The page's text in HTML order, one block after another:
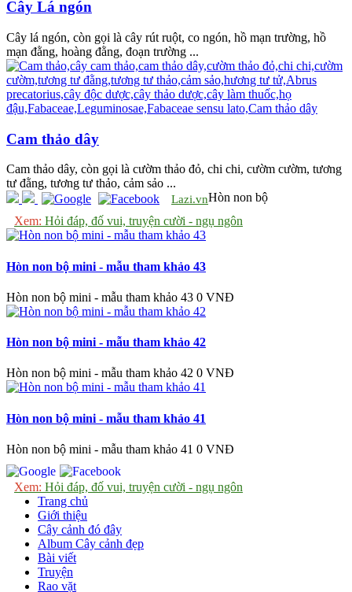
Cây Lá ngón
Cây lá ngón, còn gọi là cây rút ruột, co ngón, hồ mạn trường, hồ
mạn đằng, hoàng đằng, đoạn trường ...
Cam thảo dây
Cam thảo dây, còn gọi là cườm thảo đỏ, chi chi, cườm cườm, tương
tư đằng, tương tư thảo, cảm sảo ...
Lazi.vn
Xem: Hỏi đáp, đố vui, truyện cười - ngụ ngôn
Hòn non bộ
Hòn non bộ mini - mẫu tham khảo 43
Hòn non bộ mini - mẫu tham khảo 43 0 VNĐ
Hòn non bộ mini - mẫu tham khảo 42
Hòn non bộ mini - mẫu tham khảo 42 0 VNĐ
Hòn non bộ mini - mẫu tham khảo 41
Hòn non bộ mini - mẫu tham khảo 41 0 VNĐ
Xem: Hỏi đáp, đố vui, truyện cười - ngụ ngôn
Trang chủ
Giới thiệu
Cây cảnh đó đây
Album Cây cảnh đẹp
Bài viết
Truyện
Rao vặt